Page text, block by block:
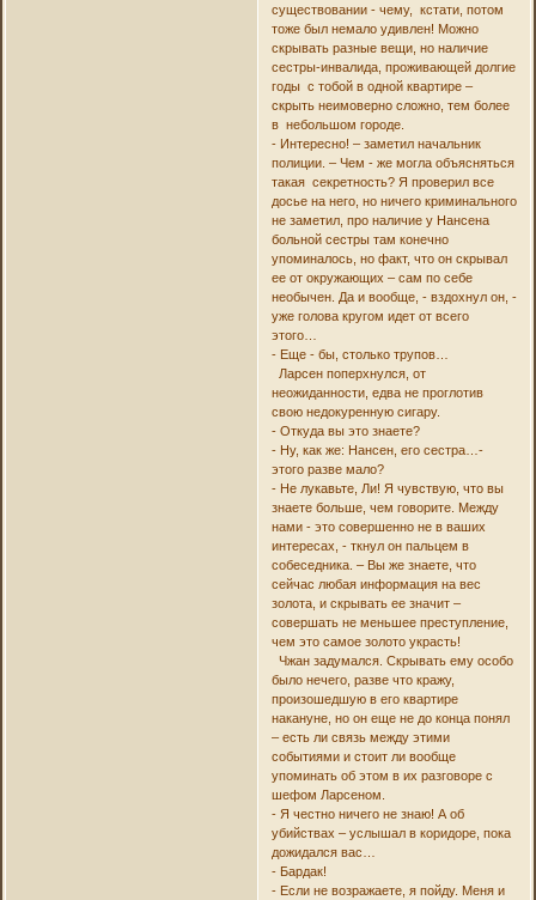
существовании - чему, кстати, потом
тоже был немало удивлен! Можно
скрывать разные вещи, но наличие
сестры-инвалида, проживающей долгие
годы с тобой в одной квартире –
скрыть неимоверно сложно, тем более
в небольшом городе.
- Интересно! – заметил начальник
полиции. – Чем - же могла объясняться
такая секретность? Я проверил все
досье на него, но ничего криминального
не заметил, про наличие у Нансена
больной сестры там конечно
упоминалось, но факт, что он скрывал
ее от окружающих – сам по себе
необычен. Да и вообще, - вздохнул он, -
уже голова кругом идет от всего
этого…
- Еще - бы, столько трупов…
Ларсен поперхнулся, от
неожиданности, едва не проглотив
свою недокуренную сигару.
- Откуда вы это знаете?
- Ну, как же: Нансен, его сестра…-
этого разве мало?
- Не лукавьте, Ли! Я чувствую, что вы
знаете больше, чем говорите. Между
нами - это совершенно не в ваших
интересах, - ткнул он пальцем в
собеседника. – Вы же знаете, что
сейчас любая информация на вес
золота, и скрывать ее значит –
совершать не меньшее преступление,
чем это самое золото украсть!
Чжан задумался. Скрывать ему особо
было нечего, разве что кражу,
произошедшую в его квартире
накануне, но он еще не до конца понял
– есть ли связь между этими
событиями и стоит ли вообще
упоминать об этом в их разговоре с
шефом Ларсеном.
- Я честно ничего не знаю! А об
убийствах – услышал в коридоре, пока
дожидался вас…
- Бардак!
- Если не возражаете, я пойду. Меня и